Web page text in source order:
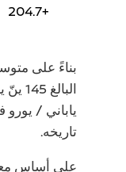
+204.7
بناءً على
تاريخه.
على أساس